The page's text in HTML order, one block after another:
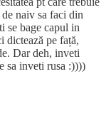
naiv sa faci din
se bage capul in
dictează pe față,
Dar deh, inveti
sa inveti rusa :))))